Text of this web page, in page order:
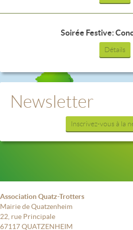
Soirée Festive:
Détails
Newsletter
Inscrivez-vous à la
Association Quatz-Trotters
Mairie de Quatzenheim
22, rue Principale
67117 QUATZENHEIM